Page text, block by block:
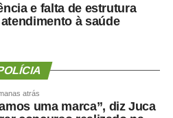
e falta de estrutura
à saúde
atrás
uma marca”, diz Juca